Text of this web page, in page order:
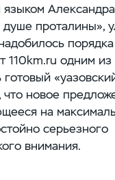
языком
душе проталины»,
порядка
110km.ru одним
что новое
на
серьезного
внимания.